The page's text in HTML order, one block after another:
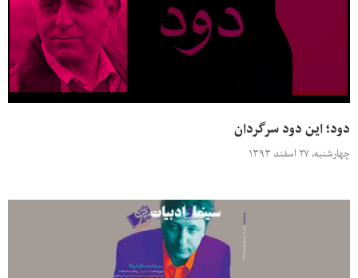
دود؛ این دود سرگردان
چهارشنبه، ۲۷ اسفند ۱۳۹۳